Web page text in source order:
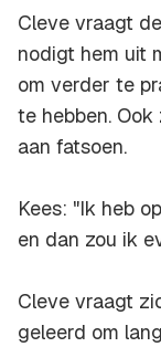
Cleve vraagt
nodigt hem uit
om verder te
te hebben.
aan fatsoen.
Kees: "Ik heb
en dan zou ik
Cleve vraagt
geleerd om